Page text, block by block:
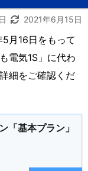
2021年6月15日
月16日をもって
電気1S」に代わ
細をご確認くだ
「基本プラン」